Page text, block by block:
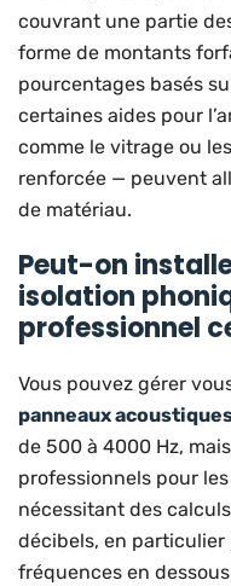
couvrant une partie
forme de montants
pourcentages basés
certaines aides pour
comme le vitrage ou
renforcée — peuvent
de matériau.
Peut-on
isolation
professionnel
Vous pouvez gérer
panneaux
de 500 à 4000 Hz,
professionnels pour
nécessitant des
décibels, en particulier
fréquences en